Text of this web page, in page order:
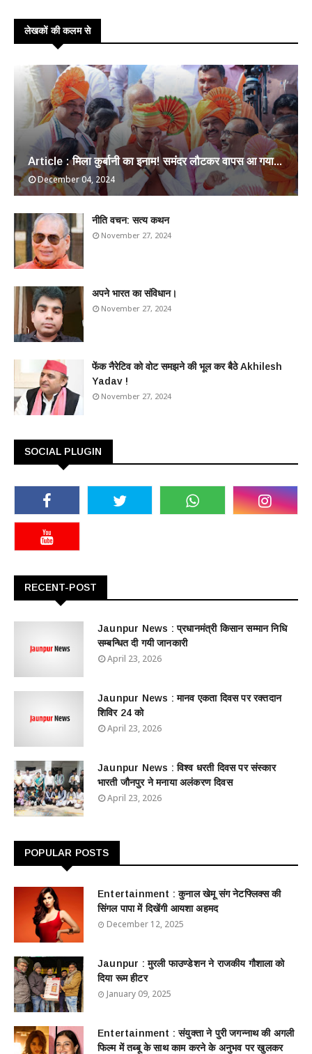
लेखकों की कलम से
Article : मिला कुर्बानी का इनाम! समंदर लौटकर वापस आ गया...
December 04, 2024
​नीति वचन: सत्य कथन
November 27, 2024
अपने भारत का संविधान।
November 27, 2024
फेंक नैरेटिव को वोट समझने की भूल कर बैठे Akhilesh
Yadav !
November 27, 2024
SOCIAL PLUGIN
RECENT-POST
Jaunpur News : ​प्रधानमंत्री किसान सम्मान निधि
सम्बन्धित दी गयी जानकारी
April 23, 2026
Jaunpur News : ​मानव एकता दिवस पर रक्तदान
शिविर 24 को
April 23, 2026
Jaunpur News : विश्व धरती दिवस पर संस्कार
भारती जौनपुर ने मनाया अलंकरण दिवस
April 23, 2026
POPULAR POSTS
Entertainment : ​​​​कुनाल खेमू संग नेटफ्लिक्स की
सिंगल पापा में दिखेंगी आयशा अहमद
December 12, 2025
Jaunpur : ​मुरली फाउण्डेशन ने राजकीय गौशाला को
दिया रूम हीटर
January 09, 2025
Entertainment : ​संयुक्ता ने पुरी जगन्नाथ की अगली
फिल्म में तब्बू के साथ काम करने के अनुभव पर खुलकर